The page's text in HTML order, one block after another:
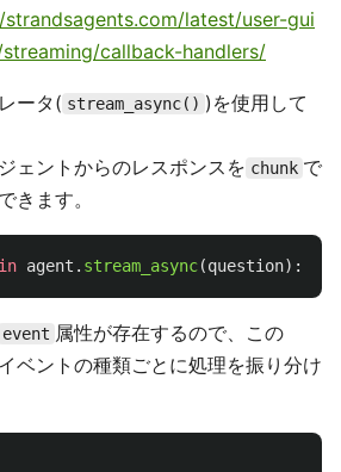
latest/user-gui
callback-handlers/
ータ( stream_async() )を使用して
ェントからのレスポンスを chunk で
きます。
in agent . stream_async(question):
event 属性が存在するので、この
ベントの種類ごとに処理を振り分け